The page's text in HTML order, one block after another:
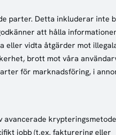
parter. Detta inkluderar inte
att hålla
eller vidta åtgärder mot
brott mot våra
för marknadsföring, i
avancerade
jobb (t.ex. fakturering eller